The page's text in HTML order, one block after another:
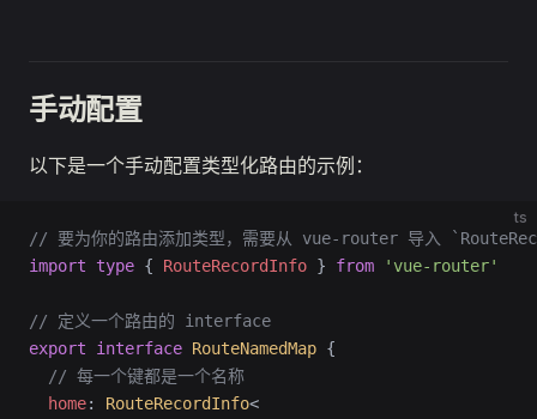
手动配置
以下是一个手动配置类型化路由的示例：
ts
// 要为你的路由添加类型，需要从 vue-router 导入
import type { RouteRecordInfo } from 'vue-router'
// 定义一个路由的 interface
export interface RouteNamedMap {
  // 每一个键都是一个名称
  home
: RouteRecordInfo<